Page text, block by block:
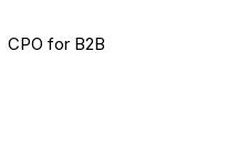
CPO for B2B